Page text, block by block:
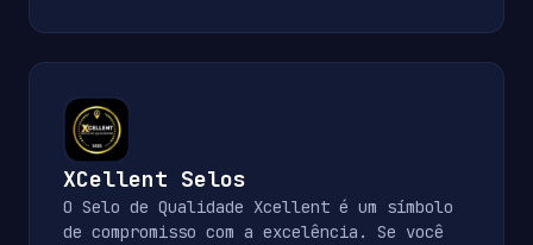
XCellent Selos
O Selo de Qualidade Xcellent é um símbolo
de compromisso com a excelência. Se você